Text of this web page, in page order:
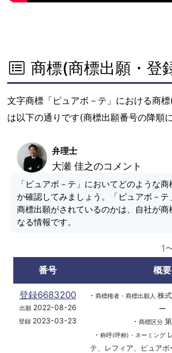
商標(商標出願・登
文字商標「ピュアボ－テ」における商
は以下の通りです(商標出願番号の降順
弁理士
大瀬 佳之のコメント
「ピュアボ－テ」においてどのような
か確認してみましょう。「ピュアボ－
商標出願がされているのかは、自社が商
なる情報です。
1
番号
概要
登録6683200
出願2022-08-26
登録 2023-03-23
・ 商標権者・商標出願人 株
ー
・ 商標区分第
・ 称呼(呼称)・ネーミング
テ、レフィア、ピュア